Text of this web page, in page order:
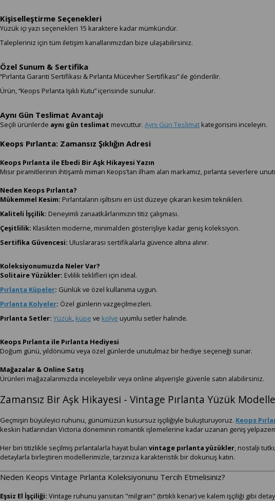
Kişiselleştirme Seçenekleri
Yüzük içi yazı seçenekleri 15 karaktere kadar mümkündür.
Talepleriniz için tüm iletişim kanallarımızdan bize ulaşabilirsiniz.
Özel Sunum & Sertifika
“Pırlanta Garanti Sertifikası & Pırlanta Mücevher Sertifikası” ile gönderilir.
Ürün, “Keops Pırlanta Işıklı Kutu” içerisinde sunulur.
Aynı Gün Teslimat Avantajı
Seçili ürünlerde aynı gün teslimat mevcuttur. Aynı Gün Teslimat kategorisini inceleyin.
Keops Pırlanta: Zamansız Şıklığın Adresi
Keops Pırlanta ile Ebedi Bir Aşk Hikayesi Yazın
Mısır piramitlerinin ihtişamlı mimarı Keops’tan ilham alan markamız, pırlanta severlere
Neden Keops Pırlanta?
Mükemmel Kesim: Pırlantaların ışıltısını en üst düzeye çıkaran kesim teknikleri.
Kaliteli İşçilik: Deneyimli zanaatkârlarımızın titiz çalışması.
Çeşitlilik: Klasikten moderne, minimalden gösterişliye kadar geniş koleksiyon.
Sertifika Güvencesi: Uluslararası sertifikalarla güvence altına alınır.
Koleksiyonumuzda Neler Var?
Solitaire Yüzükler: Evlilik teklifleri için ideal.
Pırlanta Küpeler: Günlük ve özel kullanıma uygun.
Pırlanta Kolyeler: Özel günlerin vazgeçilmezleri.
Pırlanta Setler: Yüzük, küpe ve kolye uyumlu setler halinde.
Keops Pırlanta ile Pırlanta Hediyesi
Doğum günü, yıldönümü veya özel günlerde unutulmaz bir hediye seçeneği sunar.
Mağazalar & Online Satış
Ürünleri mağazalarımızda inceleyebilir veya online alışverişle güvenle satın alabilirsiniz.
Zamansız Bir Aşk Hikayesi - Vintage Pırlanta Yüzük
Geçmişin büyüleyici ruhunu, günümüzün kusursuz işçiliğiyle buluşturuyoruz. Keops
keskin hatlarından Victoria döneminin romantik işlemelerine kadar uzanan geniş
Her biri titizlikle seçilmiş pırlantalarla hayat bulan vintage pırlanta yüzükler, nostalji
detaylarla birleştiren modellerimizle, tarzınıza karakteristik bir dokunuş katın.
Neden Keops Vintage Pırlanta Koleksiyonunu Tercih Etmelisiniz?
Eşsiz El İşçiliği: Vintage ruhunu yansıtan "milgrain" (tırtıklı kenar) ve kalem işçiliği gibi